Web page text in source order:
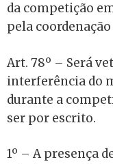
da competição
pela
Art. 78º – Será
interferência do
durante a
ser por escrito.
1º – A presença